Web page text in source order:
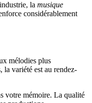
la musique
considérablement
mélodies plus
la variété est au rendez-
votre mémoire. La qualité